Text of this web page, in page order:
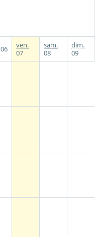
06
ven.
07
sam.
08
dim.
09